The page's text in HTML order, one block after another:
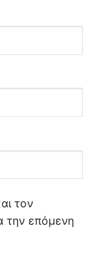
τον
την επόμενη